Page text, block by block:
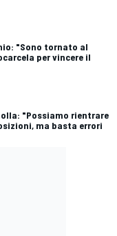
"Sono tornato al
per vincere il
"Possiamo rientrare
ma basta errori